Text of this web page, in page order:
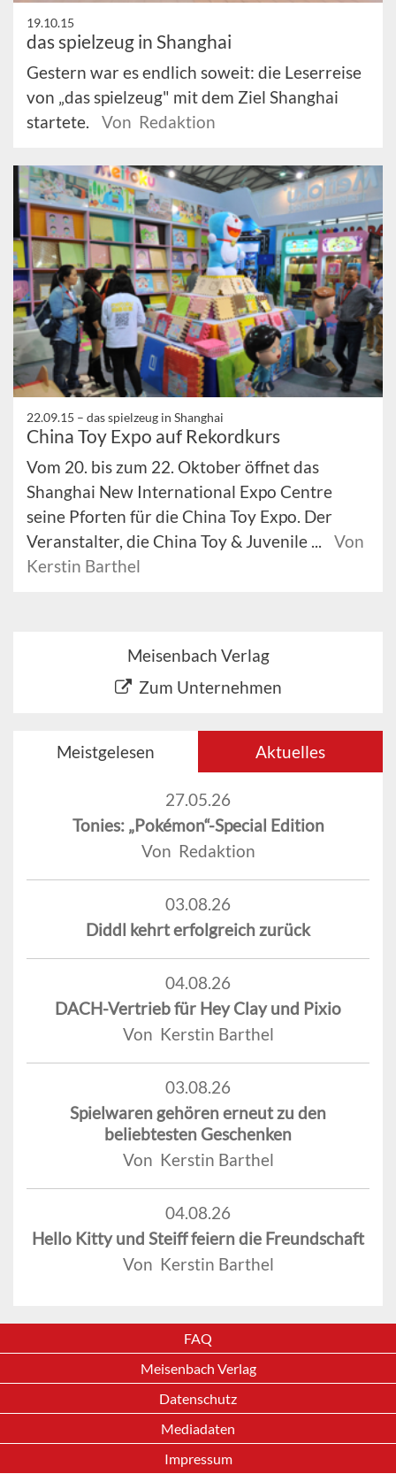
19.10.15
das spielzeug in Shanghai
Gestern war es endlich soweit: die Leserreise
von „das spielzeug" mit dem Ziel Shanghai
startete.
Von Redaktion
22.09.15 – das spielzeug in Shanghai
China Toy Expo auf Rekordkurs
Vom 20. bis zum 22. Oktober öffnet das
Shanghai New International Expo Centre
seine Pforten für die China Toy Expo. Der
Veranstalter, die China Toy & Juvenile ...
Von
Kerstin Barthel
Meisenbach Verlag
Zum Unternehmen
Meistgelesen Aktuelles
27.05.26
Tonies: „Pokémon“-Special Edition
Von Redaktion
03.08.26
Diddl kehrt erfolgreich zurück
04.08.26
DACH-Vertrieb für Hey Clay und Pixio
Von Kerstin Barthel
03.08.26
Spielwaren gehören erneut zu den
beliebtesten Geschenken
Von Kerstin Barthel
04.08.26
Hello Kitty und Steiff feiern die Freundschaft
Von Kerstin Barthel
FAQ
Meisenbach Verlag
Datenschutz
Mediadaten
Impressum